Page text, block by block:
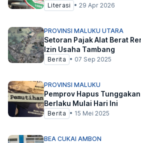
Literasi • 29 Apr 2026
PROVINSI MALUKU UTARA
Setoran Pajak Alat Berat
Izin Usaha Tambang
Berita • 07 Sep 2025
PROVINSI MALUKU
Pemprov Hapus
Berlaku Mulai Hari Ini
Berita • 15 Mei 2025
BEA CUKAI AMBON